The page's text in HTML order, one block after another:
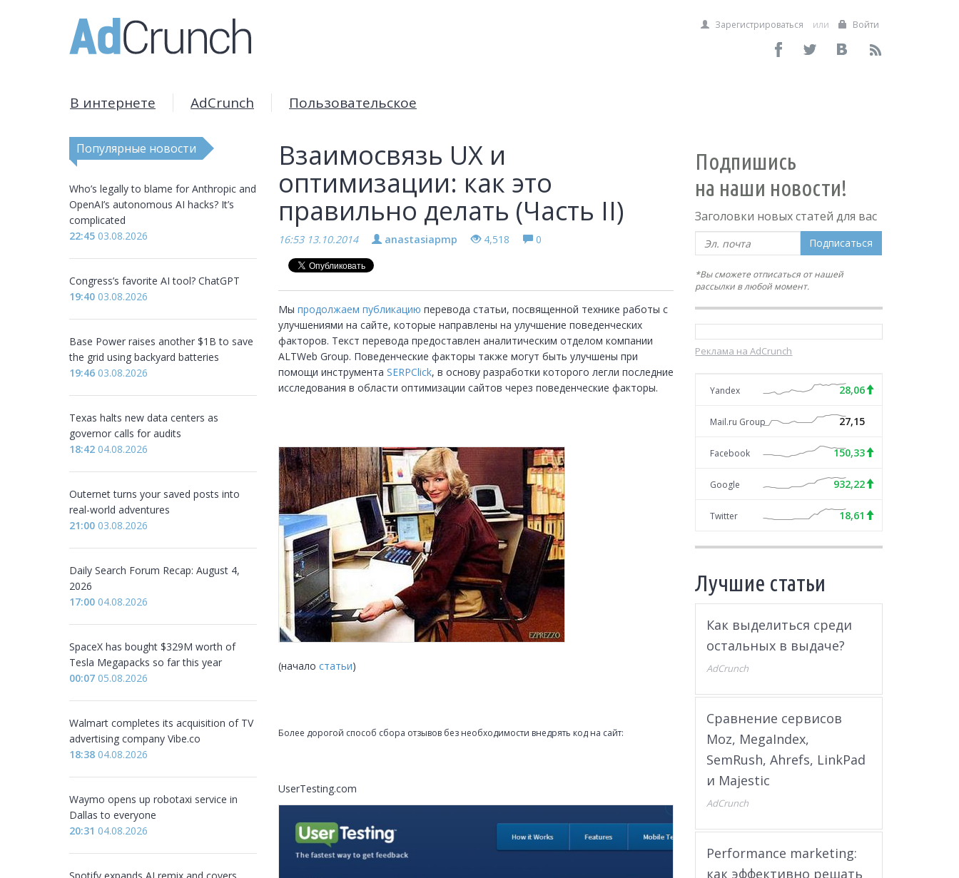
Зарегистрироваться или Войти
В интернете AdCrunch Пользовательское
Популярные новости
Who’s legally to blame for Anthropic and
OpenAI’s autonomous AI hacks? It’s
complicated
22:45 03.08.2026
Congress’s favorite AI tool? ChatGPT
19:40 03.08.2026
Base Power raises another $1B to save
the grid using backyard batteries
19:46 03.08.2026
Texas halts new data centers as
governor calls for audits
18:42 04.08.2026
Outernet turns your saved posts into
real-world adventures
21:00 03.08.2026
Daily Search Forum Recap: August 4,
2026
17:00 04.08.2026
SpaceX has bought $329M worth of
Tesla Megapacks so far this year
00:07 05.08.2026
Walmart completes its acquisition of TV
advertising company Vibe.co
18:38 04.08.2026
Waymo opens up robotaxi service in
Dallas to everyone
20:31 04.08.2026
Взаимосвязь UX и
оптимизации: как это
правильно делать (Часть II)
16:53 13.10.2014 anastasiapmp 4,518 0
Мы продолжаем публикацию перевода статьи, посвященной технике работы с
улучшениями на сайте, которые направлены на улучшение поведенческих
факторов. Текст перевода предоставлен аналитическим отделом компании
ALTWeb Group. Поведенческие факторы также могут быть улучшены при
помощи инструмента SERPClick, в основу разработки которого легли последние
исследования в области оптимизации сайтов через поведенческие факторы.
(начало статьи)
Более дорогой способ сбора отзывов без необходимости внедрять код на сайт:
UserTesting.com
Подпишись
на наши новости!
Заголовки новых статей для вас
Подписаться
*Вы сможете отписаться от нашей
рассылки в любой момент.
Реклама на AdCrunch
Yandex 28,06
Mail.ru Group 27,15
Facebook 150,33
Google 932,22
Twitter 18,61
Лучшие статьи
Как выделиться среди
остальных в выдаче?
AdCrunch
Сравнение сервисов
Moz, MegaIndex,
SemRush, Ahrefs, LinkPad
и Majestic
AdCrunch
Performance marketing:
как эффективно решать